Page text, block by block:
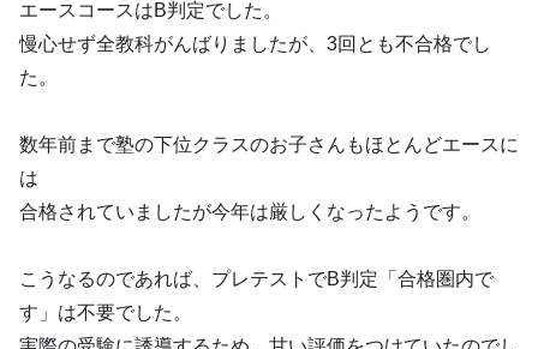
エースコースはB判定でした。
慢心せず全教科がんばりましたが、3回とも不合格でし
た。
数年前まで塾の下位クラスのお子さんもほとんどエースに
は
合格されていましたが今年は厳しくなったようです。
こうなるのであれば、プレテストでB判定「合格圏内で
す」は不要でした。